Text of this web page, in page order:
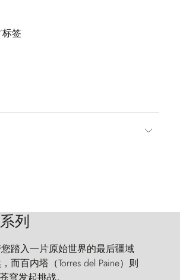
标签
列
踏入一片原始世界的最后疆域
百内塔（Torres del Paine）则